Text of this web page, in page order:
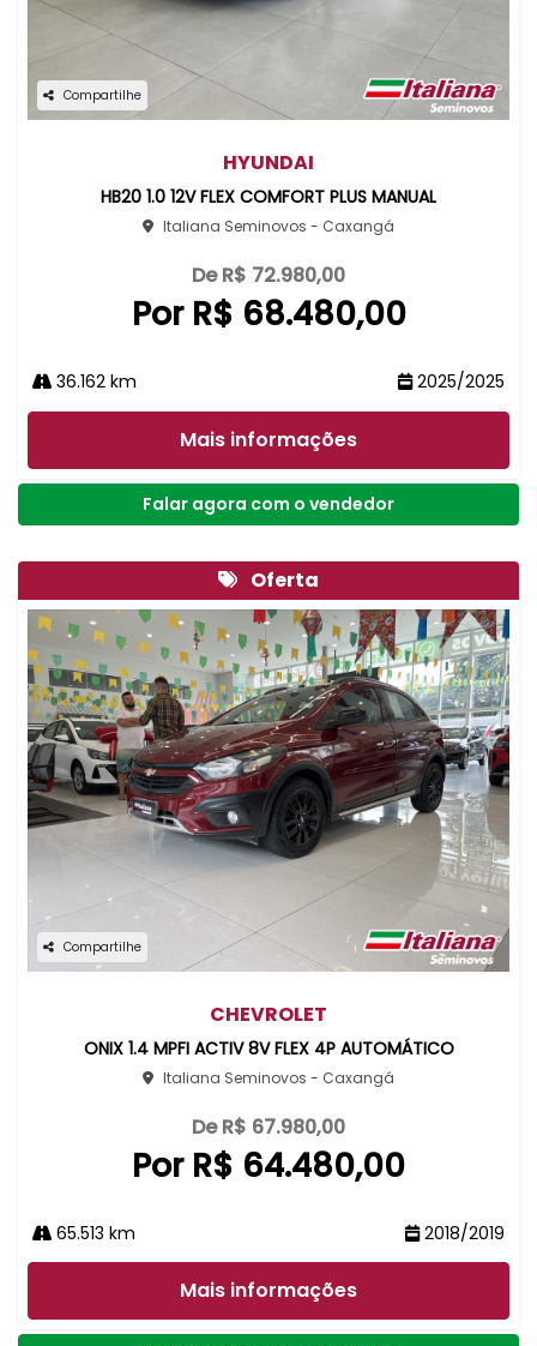
Compartilhe
HYUNDAI
HB20 1.0 12V FLEX COMFORT PLUS MANUAL
Italiana Seminovos - Caxangá
De R$ 72.980,00
Por R$ 68.480,00
36.162 km 2025/2025
Mais informações
Falar agora com o vendedor
Oferta
Compartilhe
CHEVROLET
ONIX 1.4 MPFI ACTIV 8V FLEX 4P AUTOMÁTICO
Italiana Seminovos - Caxangá
De R$ 67.980,00
Por R$ 64.480,00
65.513 km 2018/2019
Mais informações